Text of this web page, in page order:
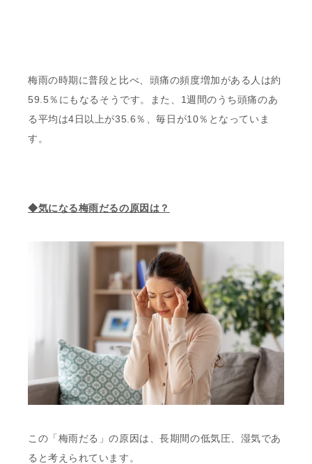
梅雨の時期に普段と比べ、頭痛の頻度増加がある人は約
59.5％にもなるそうです。また、1週間のうち頭痛のあ
る平均は4日以上が35.6％、毎日が10％となっていま
す。
◆気になる梅雨だるの原因は？
この「梅雨だる」の原因は、長期間の低気圧、湿気であ
ると考えられています。